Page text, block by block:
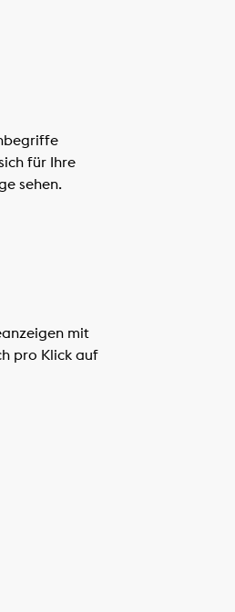
für Ihre
sehen.
mit
pro Klick auf